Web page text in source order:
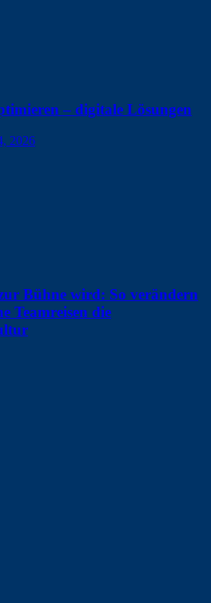
– digitale Lösungen
2026
Bühne wird: So verändern
Teamreisen die